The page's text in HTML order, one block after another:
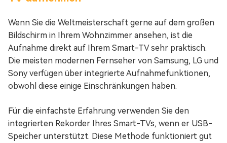
Wenn Sie die Weltmeisterschaft gerne auf dem großen
Bildschirm in Ihrem Wohnzimmer ansehen, ist die
Aufnahme direkt auf Ihrem Smart-TV sehr praktisch.
Die meisten modernen Fernseher von Samsung, LG und
Sony verfügen über integrierte Aufnahmefunktionen,
obwohl diese einige Einschränkungen haben.
Für die einfachste Erfahrung verwenden Sie den
integrierten Rekorder Ihres Smart-TVs, wenn er USB-
Speicher unterstützt. Diese Methode funktioniert gut